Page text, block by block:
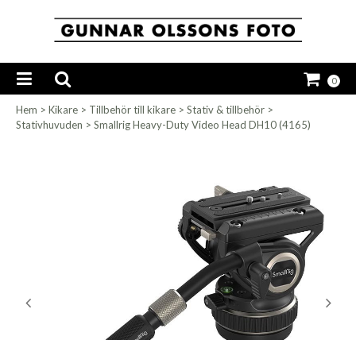
0
Hem > Kikare > Tillbehör till kikare > Stativ & tillbehör >
Stativhuvuden > Smallrig Heavy-Duty Video Head DH10 (4165)